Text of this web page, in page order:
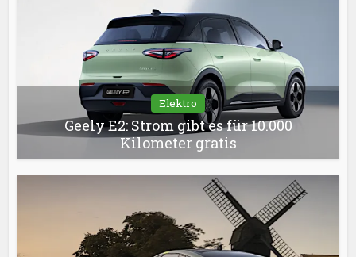
Elektro
Geely E2: Strom gibt es für 10.000
Kilometer gratis